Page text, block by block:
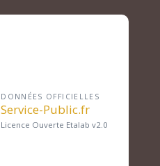
DONNÉES OFFICIELLES
Service-Public.fr
Licence Ouverte Etalab v2.0